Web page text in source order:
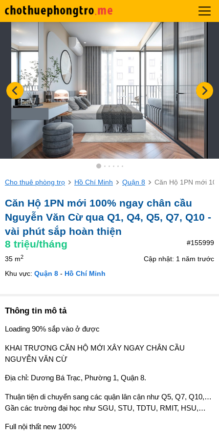
Cho thuê phòng trọ Hồ Chí Minh Quận 8 Căn Hộ 1PN mới
Căn Hộ 1PN mới 100% ngay chân cầu
Nguyễn Văn Cừ qua Q1, Q4, Q5, Q7, Q10 -
vài phút sắp hoàn thiện
8 triệu/tháng #155999
35 m2
Cập nhật: 1 năm trước
Khu vực: Quận 8 - Hồ Chí Minh
Thông tin mô tả
Loading 90% sắp vào ở được
KHAI TRƯƠNG CĂN HỘ MỚI XÂY NGAY CHÂN CẦU
NGUYỄN VĂN CỪ
Địa chỉ: Dương Bá Trạc, Phường 1, Quận 8.
Thuận tiện di chuyển sang các quận lân cận như Q5, Q7, Q10,…
Gần các trường đại học như SGU, STU, TDTU, RMIT, HSU,…
Full nội thất new 100%